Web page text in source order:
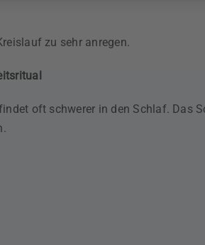
zu sehr anregen.
oft schwerer in den Schlaf. Das